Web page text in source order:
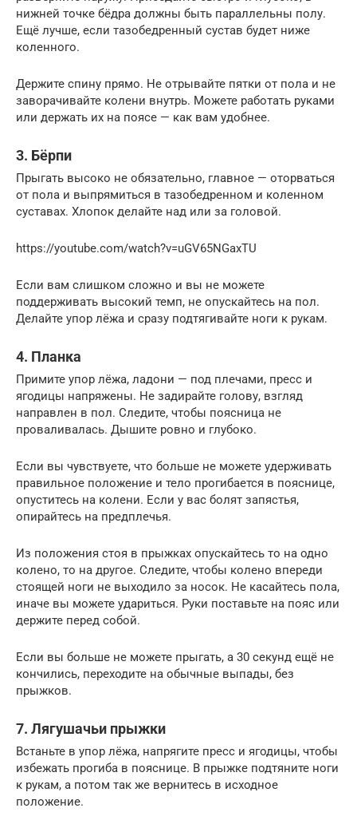
нижней точке бёдра должны быть параллельны полу.
Ещё лучше, если тазобедренный сустав будет ниже
коленного.
Держите спину прямо. Не отрывайте пятки от пола и не
заворачивайте колени внутрь. Можете работать руками
или держать их на поясе — как вам удобнее.
3. Бёрпи
Прыгать высоко не обязательно, главное — оторваться
от пола и выпрямиться в тазобедренном и коленном
суставах. Хлопок делайте над или за головой.
https://youtube.com/watch?v=uGV65NGaxTU
Если вам слишком сложно и вы не можете
поддерживать высокий темп, не опускайтесь на пол.
Делайте упор лёжа и сразу подтягивайте ноги к рукам.
4. Планка
Примите упор лёжа, ладони — под плечами, пресс и
ягодицы напряжены. Не задирайте голову, взгляд
направлен в пол. Следите, чтобы поясница не
проваливалась. Дышите ровно и глубоко.
Если вы чувствуете, что больше не можете удерживать
правильное положение и тело прогибается в пояснице,
опуститесь на колени. Если у вас болят запястья,
опирайтесь на предплечья.
Из положения стоя в прыжках опускайтесь то на одно
колено, то на другое. Следите, чтобы колено впереди
стоящей ноги не выходило за носок. Не касайтесь пола,
иначе вы можете удариться. Руки поставьте на пояс или
держите перед собой.
Если вы больше не можете прыгать, а 30 секунд ещё не
кончились, переходите на обычные выпады, без
прыжков.
7. Лягушачьи прыжки
Встаньте в упор лёжа, напрягите пресс и ягодицы, чтобы
избежать прогиба в пояснице. В прыжке подтяните ноги
к рукам, а потом так же вернитесь в исходное
положение.